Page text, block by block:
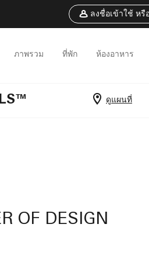
ลงชื่อเข้าใช้ หรื
ภาพรวม ที่พัก ห้องอาหาร
ดูแผนที่
OF DESIGN